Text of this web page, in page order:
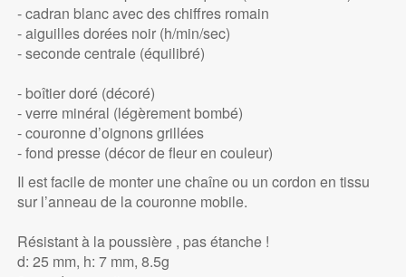
- cadran blanc avec des chiffres romain
- aiguilles dorées noir (h/min/sec)
- seconde centrale (équilibré)
- boîtier doré (décoré)
- verre minéral (légèrement bombé)
- couronne d’oignons grillées
- fond presse (décor de fleur en couleur)
Il est facile de monter une chaîne ou un cordon en tissu
sur l’anneau de la couronne mobile.
Résistant à la poussière , pas étanche !
d: 25 mm, h: 7 mm, 8.5g